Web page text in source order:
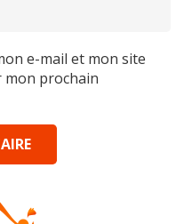
e-mail et mon site
mon prochain